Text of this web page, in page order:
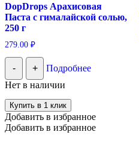
DopDrops Арахисовая
Паста с гималайской солью,
250 г
279.00 ₽
- +
Подробнее
Нет в наличии
Купить в 1 клик
Добавить в избранное
Добавить в избранное